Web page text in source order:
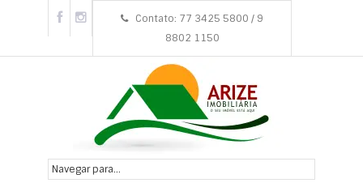
Contato: 77 3425 5800 / 9
8802 1150